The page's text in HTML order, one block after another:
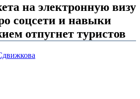
на электронную визу
соцсети и навыки
отпугнет туристов